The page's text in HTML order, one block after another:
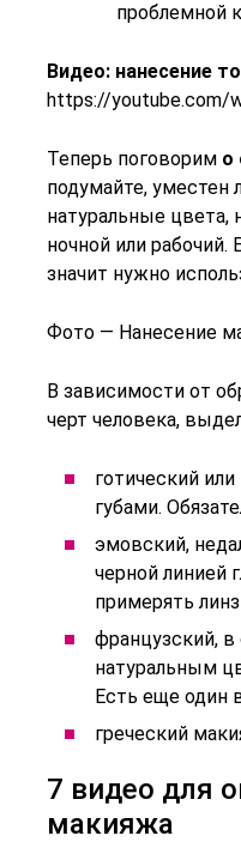
проблемной
Видео: нанесение
https://youtube.com/
Теперь поговорим о
подумайте, уместен
натуральные цвета,
ночной или
значит нужно
Фото — Нанесение
В зависимости от
черт человека,
готический
губами.
эмовский,
черной линией
примерять
французский, в
натуральным
Есть еще один
греческий
7 видео для
макияжа